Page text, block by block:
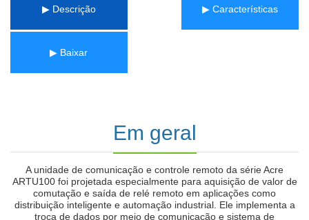
▶ Descrição ▶ Características
▶ Baixar